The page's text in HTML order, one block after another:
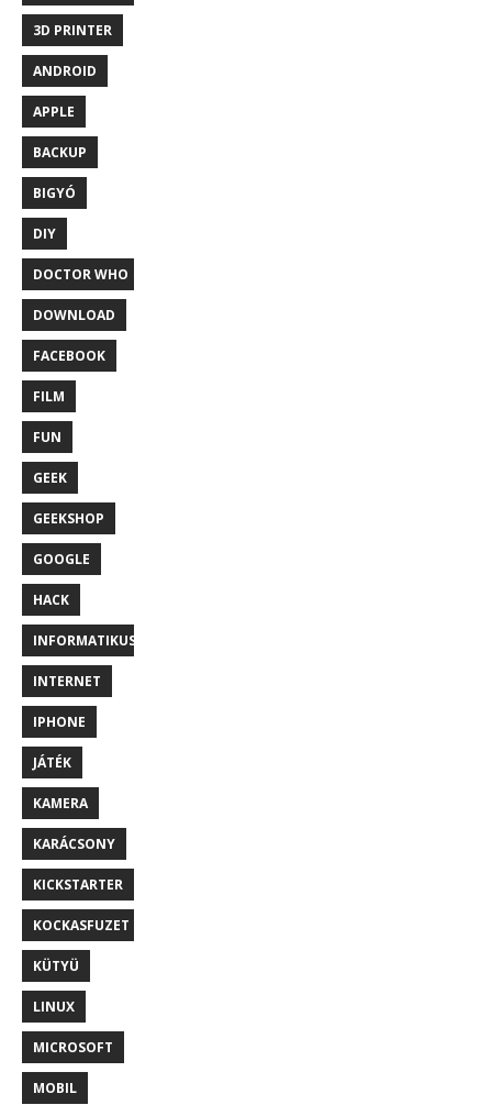
3D PRINTER
ANDROID
APPLE
BACKUP
BIGYÓ
DIY
DOCTOR WHO
DOWNLOAD
FACEBOOK
FILM
FUN
GEEK
GEEKSHOP
GOOGLE
HACK
INFORMATIKUS
INTERNET
IPHONE
JÁTÉK
KAMERA
KARÁCSONY
KICKSTARTER
KOCKASFUZET
KÜTYÜ
LINUX
MICROSOFT
MOBIL